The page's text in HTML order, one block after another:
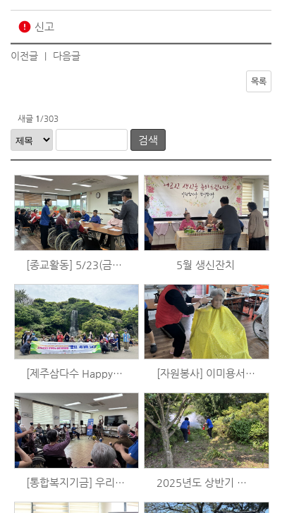
error 신고
이전글 다음글
목록
새글 1/303
검색
[종교활동] 5/23(금) 예배 5월 생신잔치
[제주삼다수 Happy+] 업사이클 카메라 만들기 및 제주민속촌 출사 (5/18) [자원봉사] 이미용서비스 (5/18)
[통합복지기금] 우리는 시니어 예술가 시즌2 - 음악활동 (5/15) 2025년도 상반기 합동소방훈련 실시